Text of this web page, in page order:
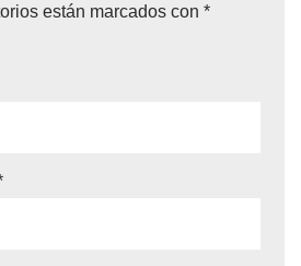
están marcados con *